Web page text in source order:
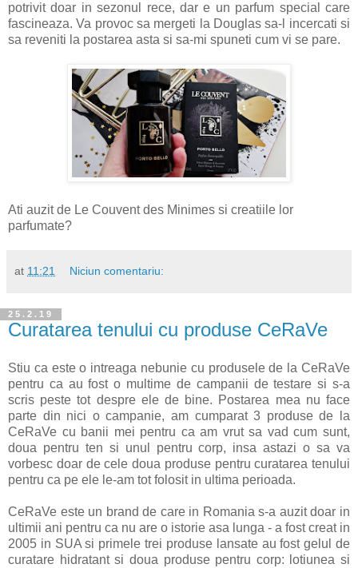
potrivit doar in sezonul rece, dar e un parfum special care
fascineaza. Va provoc sa mergeti la Douglas sa-l incercati si
sa reveniti la postarea asta si sa-mi spuneti cum vi se pare.
Ati auzit de Le Couvent des Minimes si creatiile lor
parfumate?
at 11:21 Niciun comentariu:
25.2.19
Curatarea tenului cu produse CeRaVe
Stiu ca este o intreaga nebunie cu produsele de la CeRaVe
pentru ca au fost o multime de campanii de testare si s-a
scris peste tot despre ele de bine. Postarea mea nu face
parte din nici o campanie, am cumparat 3 produse de la
CeRaVe cu banii mei pentru ca am vrut sa vad cum sunt,
doua pentru ten si unul pentru corp, insa astazi o sa va
vorbesc doar de cele doua produse pentru curatarea tenului
pentru ca pe ele le-am tot folosit in ultima perioada.
CeRaVe este un brand de care in Romania s-a auzit doar in
ultimii ani pentru ca nu are o istorie asa lunga - a fost creat in
2005 in SUA si primele trei produse lansate au fost gelul de
curatare hidratant si doua produse pentru corp: lotiunea si